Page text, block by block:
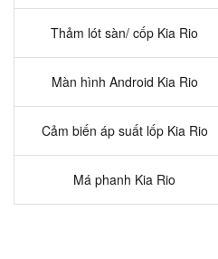
Thảm lót sàn/ cốp Kia Rio
Màn hình Android Kia Rio
Cảm biến áp suất lốp Kia Rio
Má phanh Kia Rio